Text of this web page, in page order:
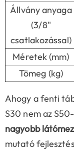
Állvány anyaga
(3/8"
csatlakozással)
Méretek (mm)
Tömeg (kg)
Ahogy a fenti
S30 nem az
nagyobb
mutató